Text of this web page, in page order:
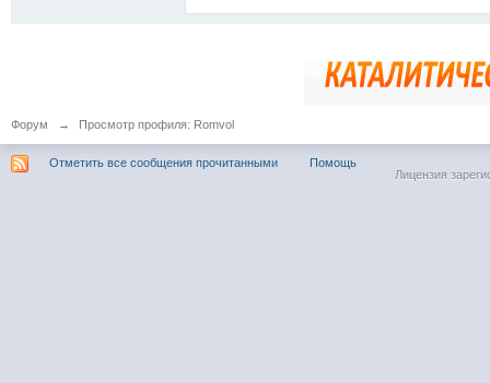
Форум → Просмотр профиля: Romvol
Отметить все сообщения прочитанными
Помощь
Лицензия